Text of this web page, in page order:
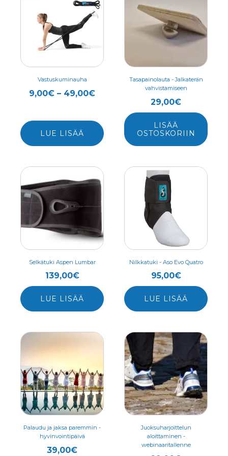
Vastuskuminauha
9,00€ – 49,00€Hintaluokka:
49,00€
LUE LISÄÄ
useampi
muunnelma.
tehdä
valinnat
tuotteen
Tasapainolauta - Jalkaterän
vahvistamiseen
29,00€
LISÄÄ
OSTOSKORIIN
Selkätuki Aspen Lumbar
139,00€
LUE LISÄÄ
Tällä
tuotteella
on
useampi
muunnelma.
tehdä
valinnat
tuotteen
sivulla.
Nilkkatuki - Aso Evo Quatro
95,00€
LUE LISÄÄ
Tällä
tuotteella
useampi
muunnelma.
tehdä
valinnat
tuotteen
sivulla.
Palaudu ja jaksa paremmin -
hyvinvointipäivä
39,00€
Juoksuharjoittelun
aloittaminen -
webinaaritallenne